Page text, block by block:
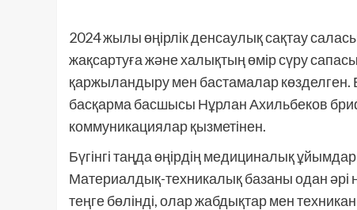
2024 жылы өңірлік денсаулық сақтау
жақсартуға және халықтың өмір сүру
қаржыландыру мен бастамалар
басқарма басшысы Нұрлан Ахильбеков
коммуникациялар қызметінен.
Бүгінгі таңда өңірдің медициналық
Материалдық-техникалық базаны одан
теңге бөлінді, олар жабдықтар мен